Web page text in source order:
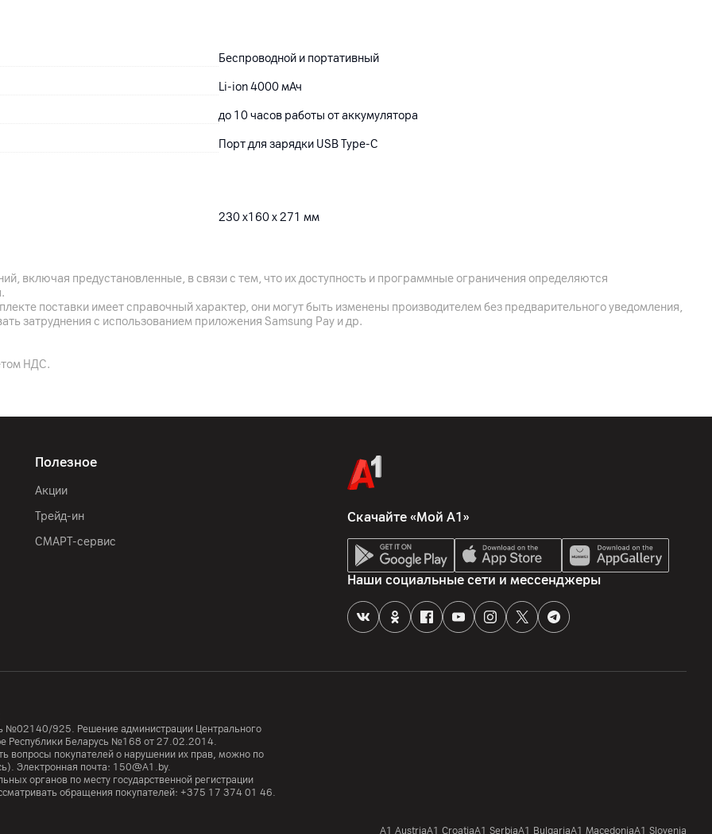
Беспроводной и портативный
Li-ion 4000 мАч
до 10 часов работы от аккумулятора
Порт для зарядки USB Type-C
230 х160 х 271 мм
12мес.
включая предустановленные, в связи с тем, что их доступность и программные ограничения определяются
поставки имеет справочный характер, они могут быть изменены производителем без предварительного уведомления,
затруднения с использованием приложения Samsung Pay и др.
НДС.
Полезное
Акции
Трейд-ин
СМАРТ-сервис
Скачайте «Мой А1»
Наши социальные сети и мессенджеры
№02140/925. Решение администрации Центрального
Республики Беларусь №168 от 27.02.2014.
вопросы покупателей о нарушении их прав, можно по
Электронная почта: 150@A1.by.
органов по месту государственной регистрации
обращения покупателей: +375 17 374 01 46.
A1 AustriaA1 CroatiaА1 SerbiaA1 BulgariaA1 MacedoniaA1 Slovenia